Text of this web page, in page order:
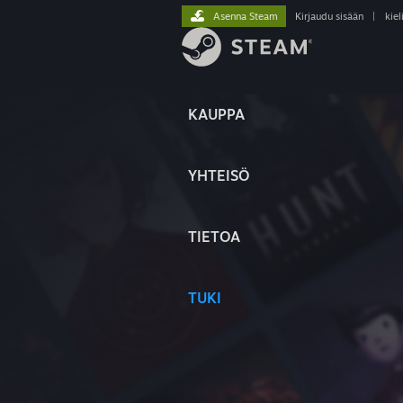
KAUPPA
YHTEISÖ
TIETOA
TUKI
Asenna Steam Kirjaudu sisään kieli